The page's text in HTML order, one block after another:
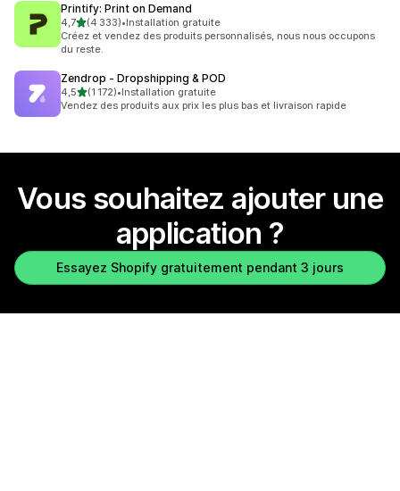
Printify: Print on Demand
4,7étoile(s) sur 5
(4 333)
4333 avis au total
•Installation gratuite
Créez et vendez des produits personnalisés, nous nous occupons
du reste.
Zendrop ‑ Dropshipping & POD
4,5étoile(s) sur 5
(1 172)
1172 avis au total
•Installation gratuite
Vendez des produits aux prix les plus bas et livraison rapide
Vous souhaitez ajouter une
application ?
Essayez Shopify gratuitement pendant 3 jours